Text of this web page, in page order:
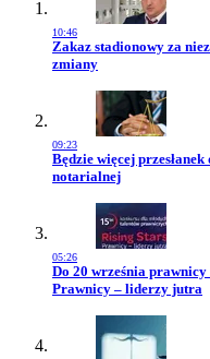
10:46
Przejdź do artykułu:
Zakaz stadionowy za
zmiany
09:23
Przejdź do artykułu:
Będzie więcej
notarialnej
05:26
Przejdź do artykułu:
Do 20 września prawnicy
Prawnicy – liderzy jutra